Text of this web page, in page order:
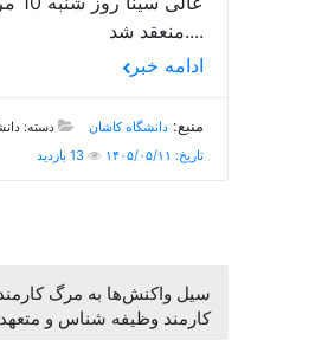
منعقد شد....
ادامه خبر
منبع:دانشگاه کاشان
دسته:
تاریخ: ۱۴۰۵/۰۵/۱۱
13 بازدید
سیل واکنش‌ها به مرگ
کارمند وظیفه شناس و متعهد